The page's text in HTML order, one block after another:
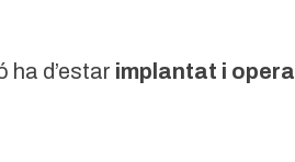
ha d’estar implantat i